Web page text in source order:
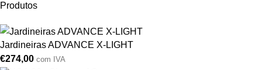
Produtos
Jardineiras ADVANCE X-LIGHT
€274,00 com IVA